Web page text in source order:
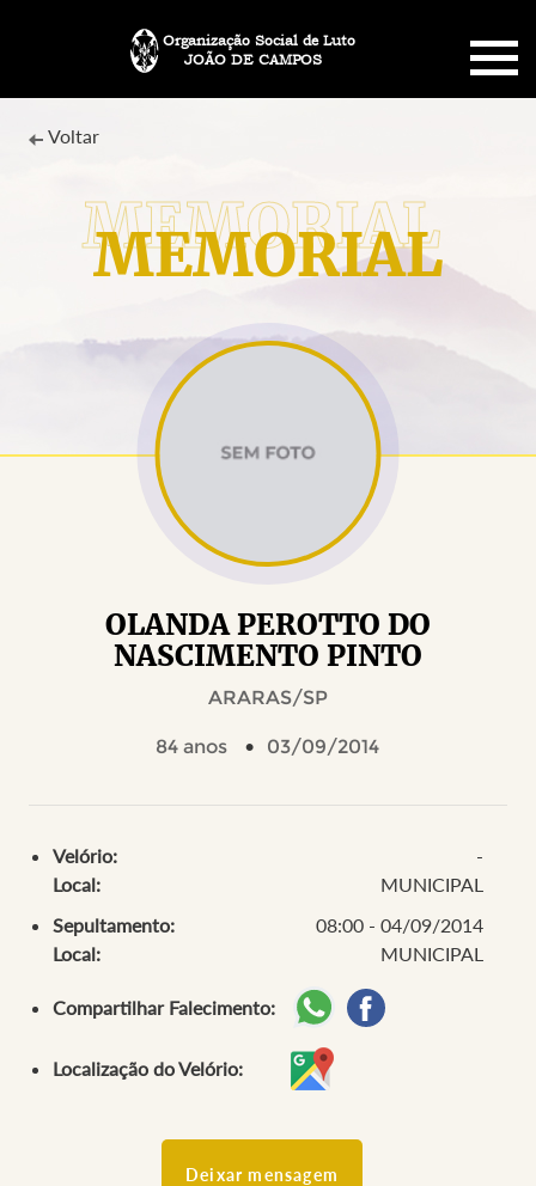
JOÃO DE CAMPOS
Organização Social de Luto
SOBRE NÓS
PLANO FUNERÁRIO
MENSAGENS
MEMORIAL
Voltar
OLANDA PEROTTO DO
NASCIMENTO PINTO
ARARAS/SP
84 anos 03/09/2014
Velório:
-
Local:
MUNICIPAL
Sepultamento:
08:00 - 04/09/2014
Local:
MUNICIPAL
Compartilhar Falecimento:
Localização do Velório:
Deixar mensagem